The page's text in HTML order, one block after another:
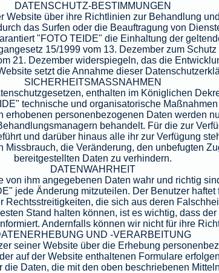
DATENSCHUTZ-BESTIMMUNGEN
Website über ihre Richtlinien zur Behandlung
das Surfen oder die Beauftragung von
"FOTO TEIDE" die Einhaltung der
15/1999 vom 13. Dezember zum
21. Dezember widerspiegeln, das die
setzt die Annahme dieser
SICHERHEITSMASSNAHMEN
enthalten im Königlichen
technische und organisatorische
erhobenen personenbezogenen Daten werden
behandelt. Für die zur
und darüber hinaus alle ihr zur Verfügung
Missbrauch, die Veränderung, den unbefugten
bereitgestellten Daten zu verhindern.
DATENWAHRHEIT
von ihm angegebenen Daten wahr und richtig
jede Änderung mitzuteilen. Der Benutzer
Rechtsstreitigkeiten, die sich aus deren
Stand halten können, ist es wichtig, dass
Andernfalls können wir nicht für ihre
UND -VERARBEITUNG
seiner Website über die Erhebung
auf der Website enthaltenen Formulare
Daten, die mit den oben beschriebenen